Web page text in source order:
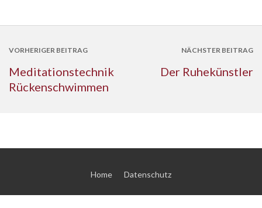
VORHERIGER BEITRAG
Meditationstechnik
Rückenschwimmen
NÄCHSTER BEITRAG
Der Ruhekünstler
Home Datenschutz